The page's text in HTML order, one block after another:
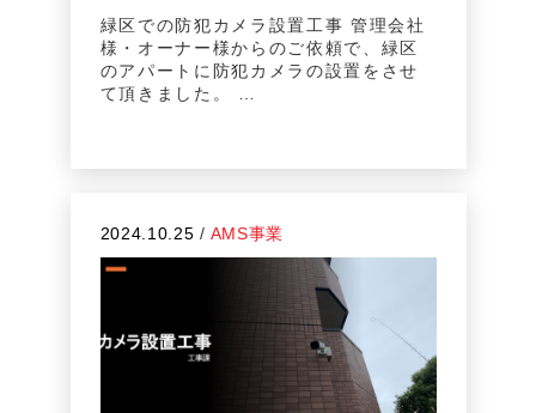
緑区での防犯カメラ設置工事 管理会社
様・オーナー様からのご依頼で、緑区
のアパートに防犯カメラの設置をさせ
て頂きました。 …
2024.10.25 / AMS事業